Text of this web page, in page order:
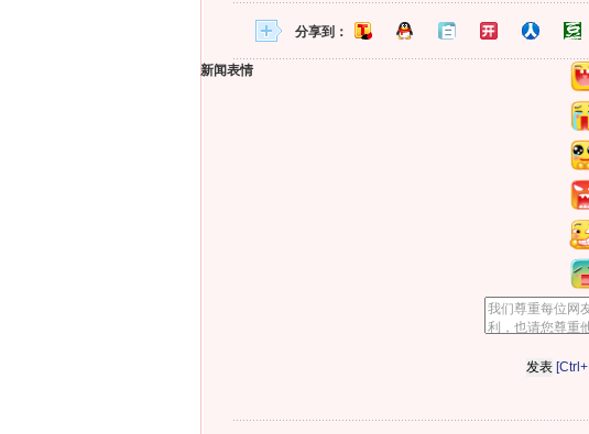
分享到：
新闻表情